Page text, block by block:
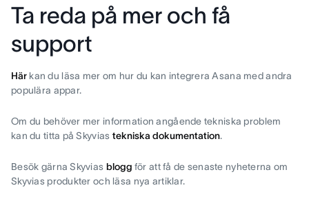
Ta reda på mer och få
support
Här kan du läsa mer om hur du kan integrera Asana med andra
populära appar.
Om du behöver mer information angående tekniska problem
kan du titta på Skyvias tekniska dokumentation.
Besök gärna Skyvias blogg för att få de senaste nyheterna om
Skyvias produkter och läsa nya artiklar.